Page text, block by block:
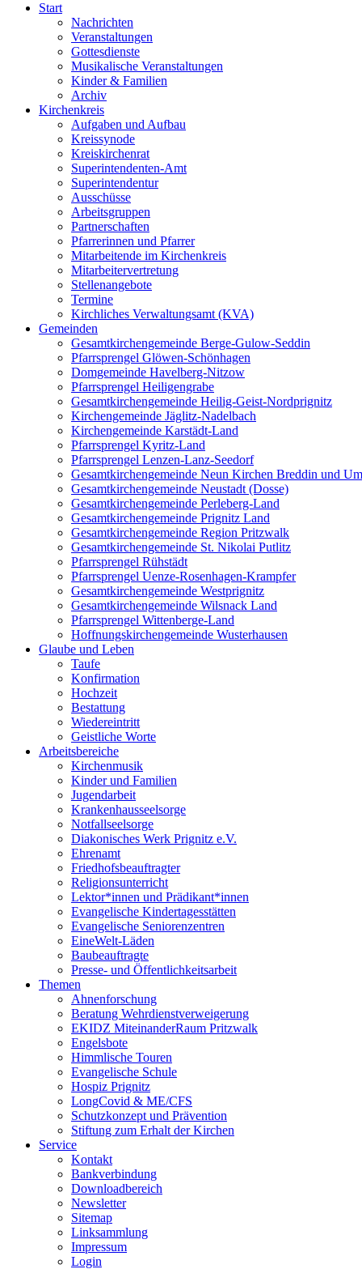
Start
Nachrichten
Veranstaltungen
Gottesdienste
Musikalische Veranstaltungen
Kinder & Familien
Archiv
Kirchenkreis
Aufgaben und Aufbau
Kreissynode
Kreiskirchenrat
Superintendenten-Amt
Superintendentur
Ausschüsse
Arbeitsgruppen
Partnerschaften
Pfarrerinnen und Pfarrer
Mitarbeitende im Kirchenkreis
Mitarbeitervertretung
Stellenangebote
Termine
Kirchliches Verwaltungsamt (KVA)
Gemeinden
Gesamtkirchengemeinde Berge-Gulow-Seddin
Pfarrsprengel Glöwen-Schönhagen
Domgemeinde Havelberg-Nitzow
Pfarrsprengel Heiligengrabe
Gesamtkirchengemeinde Heilig-Geist-Nordprignitz
Kirchengemeinde Jäglitz-Nadelbach
Kirchengemeinde Karstädt-Land
Pfarrsprengel Kyritz-Land
Pfarrsprengel Lenzen-Lanz-Seedorf
Gesamtkirchengemeinde Neun Kirchen Breddin und
Gesamtkirchengemeinde Neustadt (Dosse)
Gesamtkirchengemeinde Perleberg-Land
Gesamtkirchengemeinde Prignitz Land
Gesamtkirchengemeinde Region Pritzwalk
Gesamtkirchengemeinde St. Nikolai Putlitz
Pfarrsprengel Rühstädt
Pfarrsprengel Uenze-Rosenhagen-Krampfer
Gesamtkirchengemeinde Westprignitz
Gesamtkirchengemeinde Wilsnack Land
Pfarrsprengel Wittenberge-Land
Hoffnungskirchengemeinde Wusterhausen
Glaube und Leben
Taufe
Konfirmation
Hochzeit
Bestattung
Wiedereintritt
Geistliche Worte
Arbeitsbereiche
Kirchenmusik
Kinder und Familien
Jugendarbeit
Krankenhausseelsorge
Notfallseelsorge
Diakonisches Werk Prignitz e.V.
Ehrenamt
Friedhofsbeauftragter
Religionsunterricht
Lektor*innen und Prädikant*innen
Evangelische Kindertagesstätten
Evangelische Seniorenzentren
EineWelt-Läden
Baubeauftragte
Presse- und Öffentlichkeitsarbeit
Themen
Ahnenforschung
Beratung Wehrdienstverweigerung
EKIDZ MiteinanderRaum Pritzwalk
Engelsbote
Himmlische Touren
Evangelische Schule
Hospiz Prignitz
LongCovid & ME/CFS
Schutzkonzept und Prävention
Stiftung zum Erhalt der Kirchen
Service
Kontakt
Bankverbindung
Downloadbereich
Newsletter
Sitemap
Linksammlung
Impressum
Login